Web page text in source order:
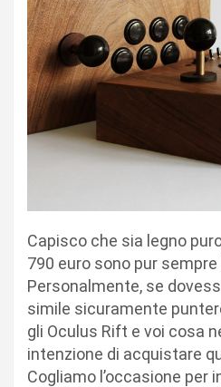
Capisco che sia legno
790 euro sono pur sempre
Personalmente, se
simile sicuramente
gli Oculus Rift e voi cosa
intenzione di acquistare
Cogliamo l’occasione per